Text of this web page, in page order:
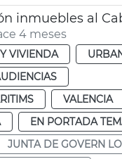
4 meses
VIVIENDA
VALENCIA
EN PORTADA
JUNTA DE GOVERN